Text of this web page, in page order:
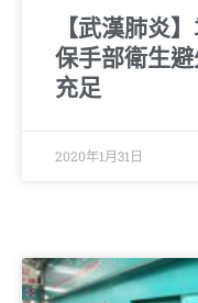
【武漢肺炎
保手部衛生
充足
2020年1月31日